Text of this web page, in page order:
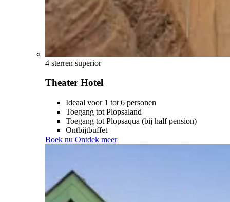
4 sterren superior
Theater Hotel
Ideaal voor 1 tot 6 personen
Toegang tot Plopsaland
Toegang tot Plopsaqua (bij half pension)
Ontbijtbuffet
Boek nu Ontdek meer